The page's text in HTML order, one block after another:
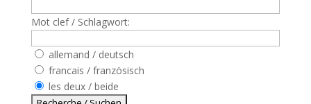
Mot clef / Schlagwort:
allemand / deutsch
francais / französisch
les deux / beide